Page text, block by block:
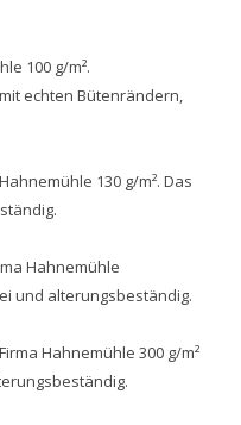
100 g/m².
echten Bütenrändern,
130 g/m². Das
Hahnemühle
und alterungsbeständig.
Hahnemühle 300 g/m²